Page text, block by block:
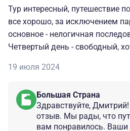
насладиться горной природой
физическом плане
Тур интересный, путешествие
все хорошо, за исключением
основное - нелогичная
Четвертый день - свободный,
находится всего в 25 км от
Дербент - 5 часов. Но это не
организаторов, а общее
19 июля 2024
Большая Страна
Здравствуйте,
отзыв. Мы рады, что
вам понравилось.